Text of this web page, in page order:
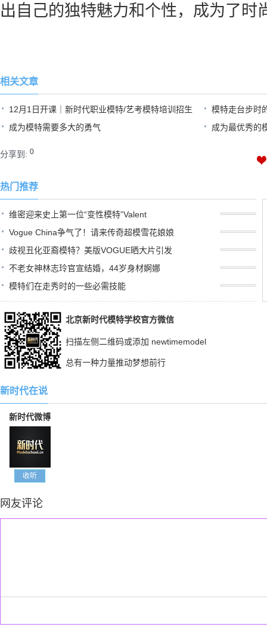
出自己的独特魅力和个性，成为了时
相关文章
12月1日开课｜新时代职业模特/艺考模特培训招生
模特走台步时
成为模特需要多大的勇气
成为最优秀的
分享到: 0
热门推荐
维密迎来史上第一位“变性模特”Valent
Vogue China争气了！请来传奇超模雪花娘娘
歧视丑化亚裔模特？美版VOGUE晒大片引发
不老女神林志玲官宣结婚，44岁身材婀娜
模特们在走秀时的一些必需技能
北京新时代模特学校官方微信
扫描左侧二维码或添加 newtimemodel
总有一种力量推动梦想前行
新时代在说
新时代微博
收听
网友评论